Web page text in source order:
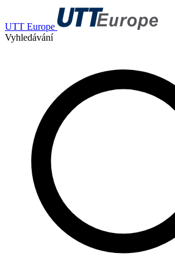
UTT Europe
Vyhledávání